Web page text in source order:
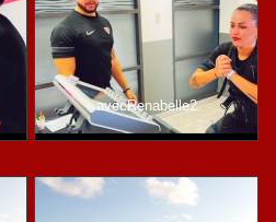
avecRenabelle2